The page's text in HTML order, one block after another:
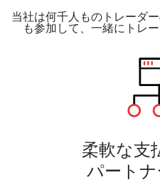
当社は何千人ものトレーダ
も参加して、一緒にトレ
柔軟な支
パート